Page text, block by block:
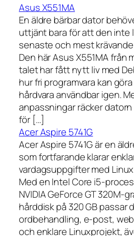
Asus X551MA
En äldre bärbar dator
uttjänt bara för att den inte
senaste och mest
Den här Asus X551MA från
talet har fått nytt liv med
hur fri programvara kan
hårdvara användbar igen.
anpassningar räcker
för […]
Acer Aspire 5741G
Acer Aspire 5741G är en
som fortfarande klarar
vardagsuppgifter med Linux
Med en Intel Core i5-
NVIDIA GeForce GT 320M-
hårddisk på 320 GB passar
ordbehandling, e-post,
och enklare Linuxprojekt,